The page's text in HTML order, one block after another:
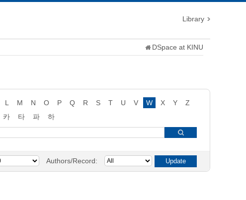
Library
DSpace at KINU
L M N O P Q R S T U V W X Y
Z
카 타 파
하
Authors/Record: